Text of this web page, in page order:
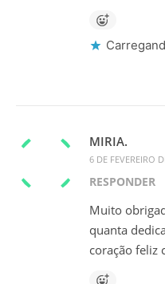
MIRIA.
6 DE FEVEREIRO
RESPONDER
Muito
quanta
coração feliz